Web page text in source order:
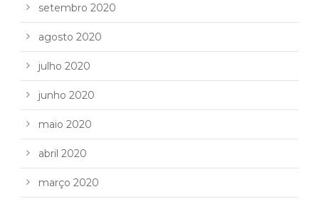
setembro 2020
agosto 2020
julho 2020
junho 2020
maio 2020
abril 2020
março 2020